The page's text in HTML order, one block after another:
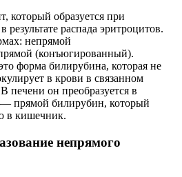
который образуется при
распада эритроцитов.
непрямой
(конъюгированный).
форма билирубина, которая не
в крови в связанном
печени он преобразуется в
прямой билирубин, который
в кишечник.
непрямого